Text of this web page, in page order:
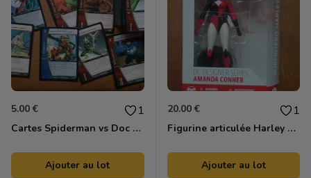
5.00 € 1
Cartes Spiderman vs Doc Ock starter kit
Ajouter au lot
20.00 € 1
Figurine articulée Harley Quinn N°3 DC COMICS Amanda Conner
Ajouter au lot